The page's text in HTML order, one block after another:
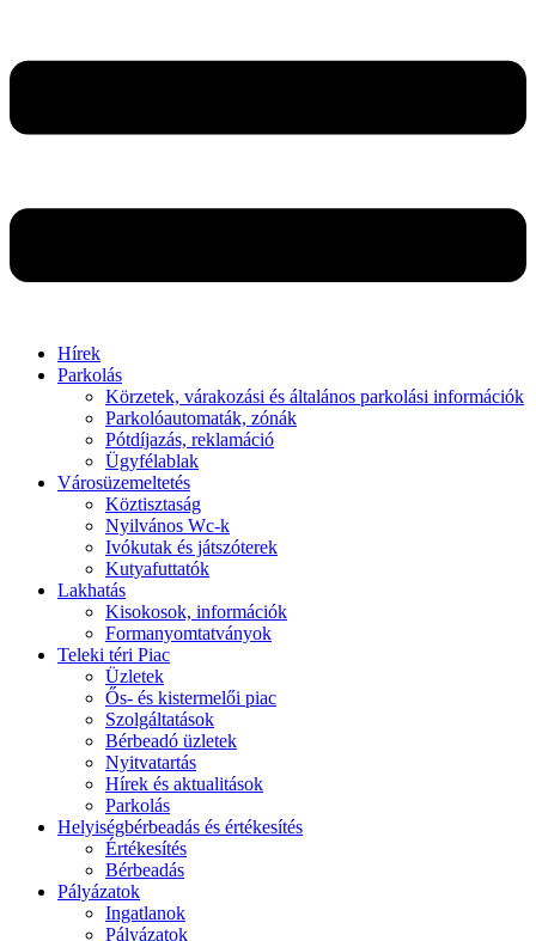
Hírek
Parkolás
Körzetek, várakozási és általános parkolási információk
Parkolóautomaták, zónák
Pótdíjazás, reklamáció
Ügyfélablak
Városüzemeltetés
Köztisztaság
Nyilvános Wc-k
Ivókutak és játszóterek
Kutyafuttatók
Lakhatás
Kisokosok, információk
Formanyomtatványok
Teleki téri Piac
Üzletek
Ős- és kistermelői piac
Szolgáltatások
Bérbeadó üzletek
Nyitvatartás
Hírek és aktualitások
Parkolás
Helyiségbérbeadás és értékesítés
Értékesítés
Bérbeadás
Pályázatok
Ingatlanok
Pályázatok